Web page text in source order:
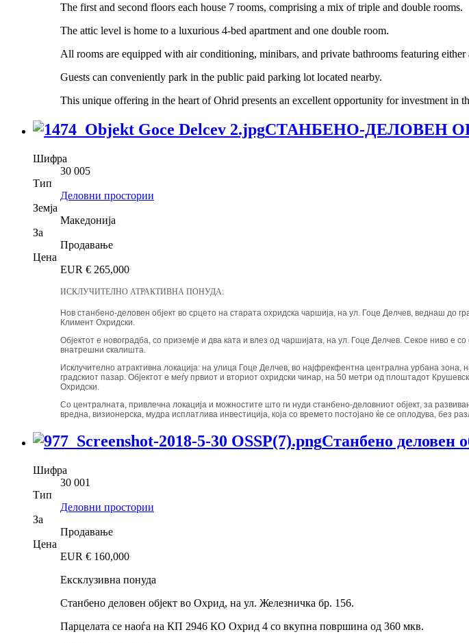
The first and second floors each house 7 rooms, comprising a mix of triple and double rooms.
The attic level is home to a luxurious 4-bed apartment and one double room.
All rooms are equipped with air conditioning, minibars, and private bathrooms featuring either
Guests can conveniently park in the public paid parking lot located nearby.
This unique offering in the heart of Ohrid presents an excellent opportunity for investment in
СТАНБЕНО-ДЕЛОВЕН
Шифра
30 005
Тип
Деловни простории
Земја
Македонија
За
Продавање
Цена
EUR € 265,000
ИСКЛУЧИТЕЛНО АТРАКТИВНА ПОНУДА:
Нов станбено-деловен објект во срцето на старата охридска чаршија, на ул. Гоце Делчев, веднаш
Климент Охридски.
Објектот е новоградба, со приземје и два ката и влез од чаршијата, на ул. Гоце Делчев. Секое ниво
внатрешни скалишта.
Исклучително атрактивна локација: на улица Гоце Делчев, во најфрекфентна централна урбана
градскиот пазар. Објектот е меѓу првиот и вториот охридски чинар, на 50 метри од плоштадот
Охридски.
Со централната, привлечна локација и можностите што ги нуди станбено-деловниот објект, за
вредна, визионерска, мудра исплатлива инвестиција, која со времето постојано ќе се оплодува, без
Станбено деловен
Шифра
30 001
Тип
Деловни простории
За
Продавање
Цена
EUR € 160,000
Ексклузивна понуда
Станбено деловен објект во Охрид, на ул. Железничка бр. 156.
Парцелата се наоѓа на КП 2946 КО Охрид 4 со вкупна површина од 360 мкв.